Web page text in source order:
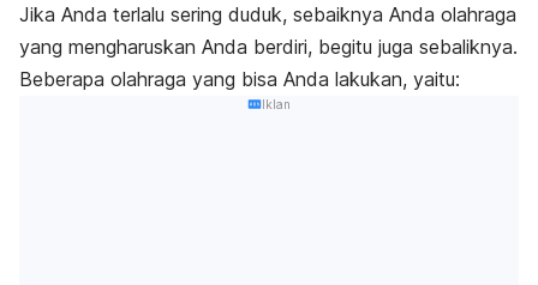
Jika Anda terlalu sering duduk, sebaiknya Anda olahraga
yang mengharuskan Anda berdiri, begitu juga sebaliknya.
Beberapa olahraga yang bisa Anda lakukan, yaitu:
Iklan